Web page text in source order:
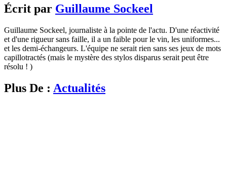
Écrit par Guillaume Sockeel
Guillaume Sockeel, journaliste à la pointe de l'actu. D'une réactivité
et d'une rigueur sans faille, il a un faible pour le vin, les uniformes...
et les demi-échangeurs. L'équipe ne serait rien sans ses jeux de mots
capillotractés (mais le mystère des stylos disparus serait peut être
résolu ! )
Plus De : Actualités